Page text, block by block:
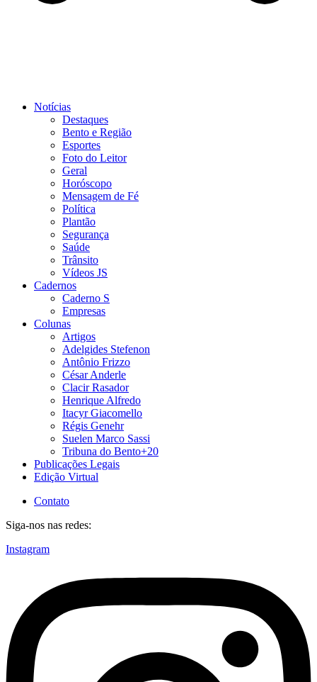
Notícias
Destaques
Bento e Região
Esportes
Foto do Leitor
Geral
Horóscopo
Mensagem de Fé
Política
Plantão
Segurança
Saúde
Trânsito
Vídeos JS
Cadernos
Caderno S
Empresas
Colunas
Artigos
Adelgides Stefenon
Antônio Frizzo
César Anderle
Clacir Rasador
Henrique Alfredo
Itacyr Giacomello
Régis Genehr
Suelen Marco Sassi
Tribuna do Bento+20
Publicações Legais
Edição Virtual
Contato
Siga-nos nas redes:
Instagram